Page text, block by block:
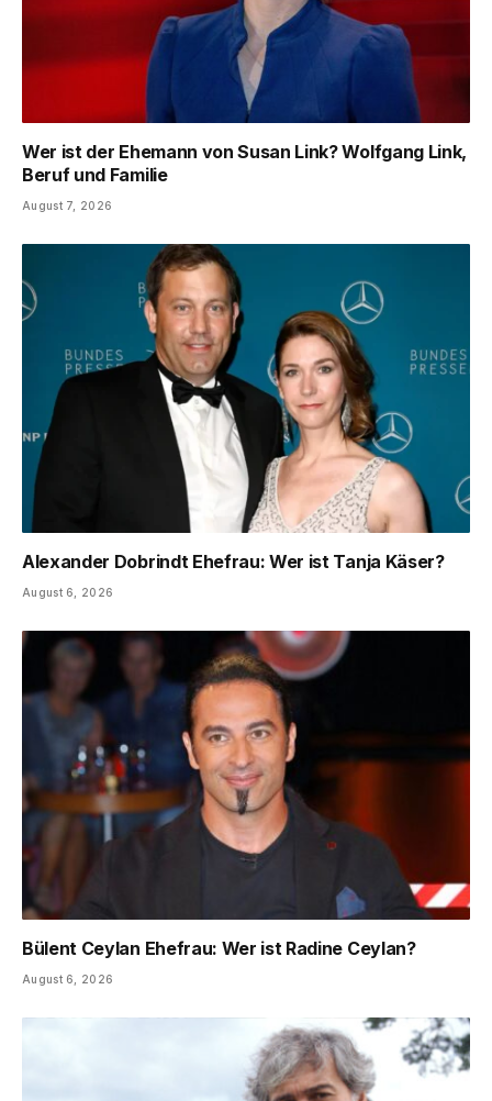
Wer ist der Ehemann von Susan Link? Wolfgang Link,
Beruf und Familie
August 7, 2026
Alexander Dobrindt Ehefrau: Wer ist Tanja Käser?
August 6, 2026
Bülent Ceylan Ehefrau: Wer ist Radine Ceylan?
August 6, 2026